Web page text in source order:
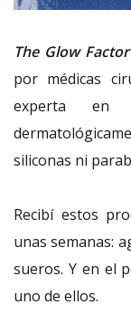
The Glow Factor
por médicas
experta en
siliconas ni
Recibí estos
unas semanas:
sueros. Y en el
uno de ellos.